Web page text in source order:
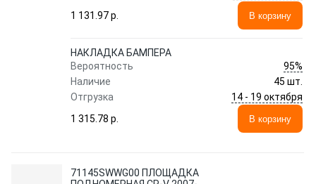
1 131.97 p.
В корзину
НАКЛАДКА БАМПЕРА
Вероятность
95%
Наличие
45 шт.
Отгрузка
14 - 19 октября
1 315.78 p.
В корзину
71145SWWG00 ПЛОЩАДКА